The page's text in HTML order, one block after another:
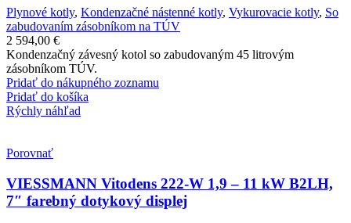
Plynové kotly, Kondenzačné nástenné kotly, Vykurovacie kotly, So
zabudovaním zásobníkom na TÚV
2 594,00 €
Kondenzačný závesný kotol so zabudovaným 45 litrovým
zásobníkom TÚV.
Pridať do nákupného zoznamu
Pridať do košíka
Rýchly náhľad
Porovnať
VIESSMANN Vitodens 222-W 1,9 – 11 kW B2LH,
7″ farebný dotykový displej